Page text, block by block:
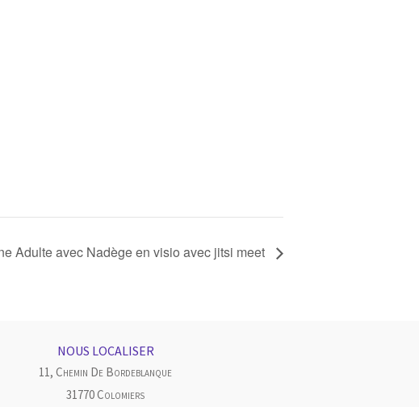
Adulte avec Nadège en visio avec jitsi meet
NOUS LOCALISER
11, Chemin De Bordeblanque
31770 Colomiers